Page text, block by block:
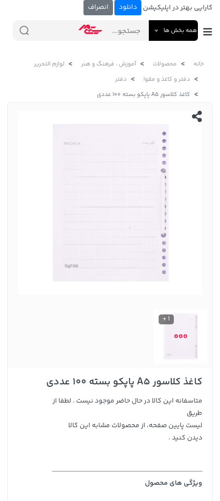
کارایی بهتر در اپلیکیشن دانلود انصراف
همه بخش ها
خانه محصولات آموزش ، فرهنگ و هنر
لوازم التحریر
دفتر و کاغذ و مقوا
دفتر
کاغذ کلاسور A5 پاپکو بسته 100 عددی
1 +
کاغذ کلاسور A5 پاپکو بسته 100 عددی
متاسفانه این کالا در حال حاضر موجود نیست . لطفا از
طریق
لیست پایین صفحه، از محصولات مشابه این کالا
دیدن کنید .
ویژگی های محصول